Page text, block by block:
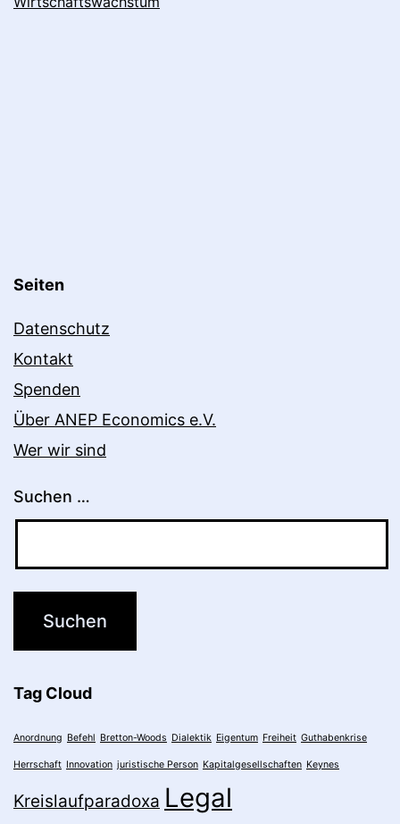
Seiten
Datenschutz
Kontakt
Spenden
Über ANEP Economics e.V.
Wer wir sind
Suchen …
Tag Cloud
Anordnung Befehl Bretton-Woods Dialektik Eigentum Freiheit Guthabenkrise
Herrschaft Innovation juristische Person Kapitalgesellschaften Keynes
Kreislaufparadoxa Legal